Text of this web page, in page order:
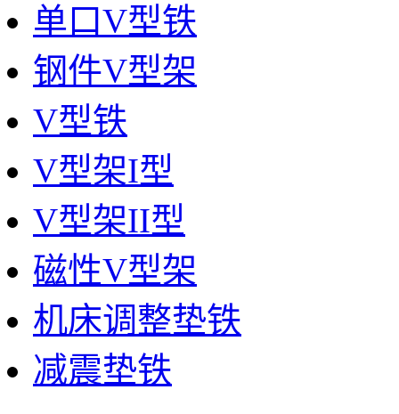
单口V型铁
钢件V型架
V型铁
V型架I型
V型架II型
磁性V型架
机床调整垫铁
减震垫铁